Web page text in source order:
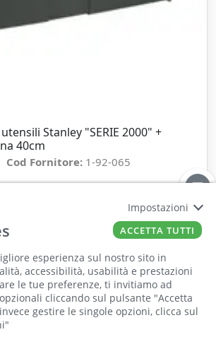
uffici e il magazzino
ferie dall'8 al 25 Agosto
Stanley "SERIE 2000" +
40cm
Cod Fornitore: 1-92-065
+
esperienza sul nostro sito in
accessibilità, usabilità e prestazioni
le tue preferenze, ti invitiamo ad
cliccando sul pulsante "Accetta
gestire le singole opzioni, clicca sul
Impostazioni
ACCETTA TUTTI